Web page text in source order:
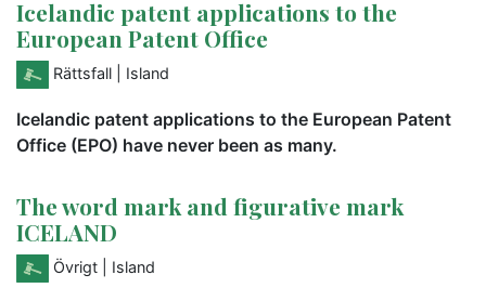
Icelandic patent applications to the
European Patent Office
Rättsfall | Island
Icelandic patent applications to the European Patent
Office (EPO) have never been as many.
The word mark and figurative mark
ICELAND
Övrigt | Island